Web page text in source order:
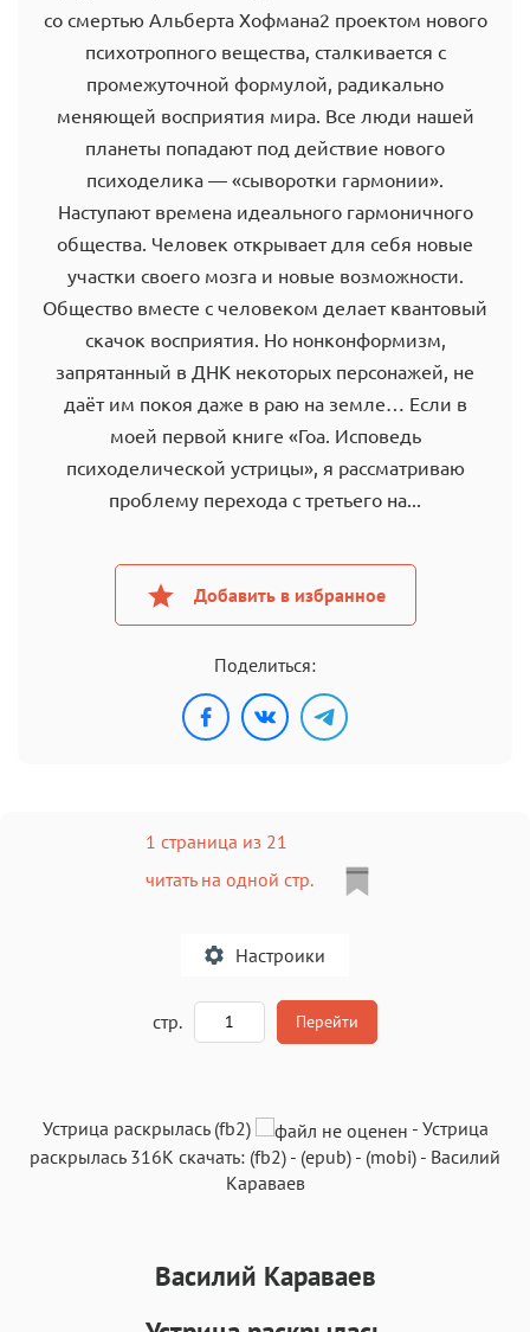
со смертью Альберта Хофмана2 проектом нового
психотропного вещества, сталкивается с
промежуточной формулой, радикально
меняющей восприятия мира. Все люди нашей
планеты попадают под действие нового
психоделика — «сыворотки гармонии».
Наступают времена идеального гармоничного
общества. Человек открывает для себя новые
участки своего мозга и новые возможности.
Общество вместе с человеком делает квантовый
скачок восприятия. Но нонконформизм,
запрятанный в ДНК некоторых персонажей, не
даёт им покоя даже в раю на земле… Если в
моей первой книге «Гоа. Исповедь
психоделической устрицы», я рассматриваю
проблему перехода с третьего на...
Добавить в избранное
Поделиться:
1 страница из 21
читать на одной стр.
Настроики
Аа Аа
стр. Перейти
Устрица раскрылась (fb2) - Устрица
раскрылась 316K скачать: (fb2) - (epub) - (mobi) - Василий
Караваев
Василий Караваев